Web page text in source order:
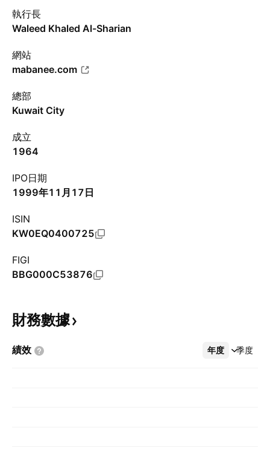
執行長
Waleed Khaled Al-Sharian
網站
mabanee.com
總部
Kuwait City
成立
1964
IPO日期
1999年11月17日
ISIN
KW0EQ0400725
FIGI
BBG000C53876
財務數據
績效 年度 季度
更多